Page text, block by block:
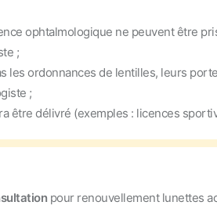
ophtalmologique ne peuvent être
;
les ordonnances de lentilles, leurs
;
être délivré (exemples : licences
pour renouvellement lunettes